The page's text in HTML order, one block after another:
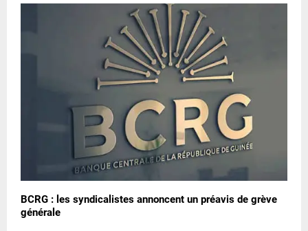
BCRG : les syndicalistes annoncent un préavis de grève
générale